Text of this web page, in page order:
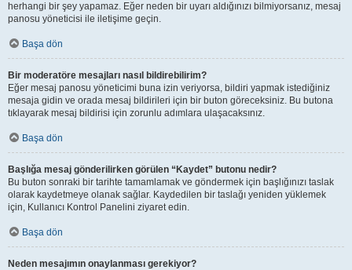
herhangi bir şey yapamaz. Eğer neden bir uyarı aldığınızı bilmiyorsanız, mesaj
panosu yöneticisi ile iletişime geçin.
Başa dön
Bir moderatöre mesajları nasıl bildirebilirim?
Eğer mesaj panosu yöneticimi buna izin veriyorsa, bildiri yapmak istediğiniz
mesaja gidin ve orada mesaj bildirileri için bir buton göreceksiniz. Bu butona
tıklayarak mesaj bildirisi için zorunlu adımlara ulaşacaksınız.
Başa dön
Başlığa mesaj gönderilirken görülen “Kaydet” butonu nedir?
Bu buton sonraki bir tarihte tamamlamak ve göndermek için başlığınızı taslak
olarak kaydetmeye olanak sağlar. Kaydedilen bir taslağı yeniden yüklemek
için, Kullanıcı Kontrol Panelini ziyaret edin.
Başa dön
Neden mesajımın onaylanması gerekiyor?